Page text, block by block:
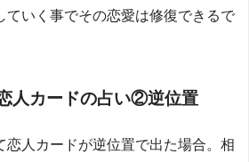
ていく事でその恋愛は修復できるで
人カードの占い②逆位置
恋人カードが逆位置で出た場合。相